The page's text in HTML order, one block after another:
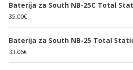
Baterija za South NB-25C Total
35.00€
Baterija za South NB-25 Total
33.06€